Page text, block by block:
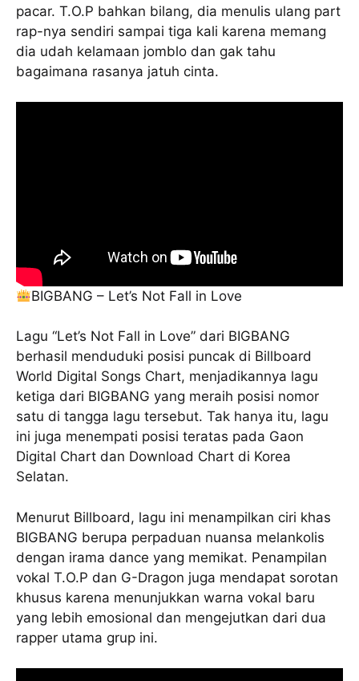
pacar. T.O.P bahkan bilang, dia menulis ulang part
rap-nya sendiri sampai tiga kali karena memang
dia udah kelamaan jomblo dan gak tahu
bagaimana rasanya jatuh cinta.
BIGBANG – Let’s Not Fall in Love
Lagu “Let’s Not Fall in Love” dari BIGBANG
berhasil menduduki posisi puncak di Billboard
World Digital Songs Chart, menjadikannya lagu
ketiga dari BIGBANG yang meraih posisi nomor
satu di tangga lagu tersebut. Tak hanya itu, lagu
ini juga menempati posisi teratas pada Gaon
Digital Chart dan Download Chart di Korea
Selatan.
Menurut Billboard, lagu ini menampilkan ciri khas
BIGBANG berupa perpaduan nuansa melankolis
dengan irama dance yang memikat. Penampilan
vokal T.O.P dan G-Dragon juga mendapat sorotan
khusus karena menunjukkan warna vokal baru
yang lebih emosional dan mengejutkan dari dua
rapper utama grup ini.